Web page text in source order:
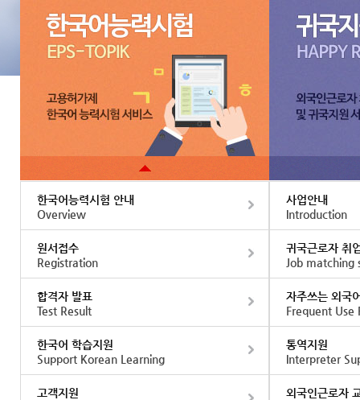
한국어능력시험 안내
Overview
원서접수
Registration
합격자 발표
Test Result
한국어 학습지원
Support Korean Learning
고객지원
사업안내
Introduction
귀국근로자 취
Job matching
자주쓰는 외국
Frequent Use
통역지원
Interpreter
외국인근로자